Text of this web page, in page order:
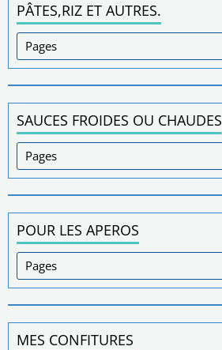
PÂTES,RIZ ET AUTRES.
SAUCES FROIDES OU CHAUDES
POUR LES APEROS
MES CONFITURES